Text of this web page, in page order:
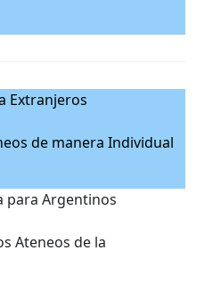
Extranjeros
de manera Individual
para Argentinos
Ateneos de la